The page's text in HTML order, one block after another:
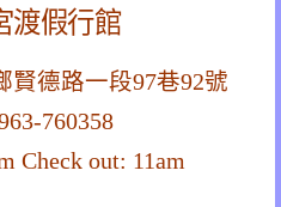
渡假行館
賢德路一段97巷92號
760358
Check out: 11am